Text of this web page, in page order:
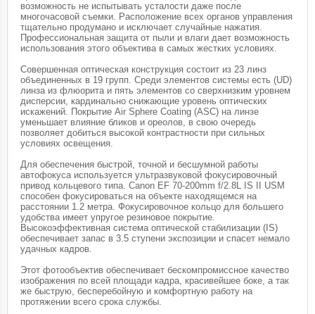
возможность не испытывать усталости даже после
многочасовой съемки. Расположение всех органов управления
тщательно продумано и исключает случайные нажатия.
Профессиональная защита от пыли и влаги дает возможность
использования этого объектива в самых жестких условиях.
Совершенная оптическая конструкция состоит из 23 линз
объединенных в 19 групп. Среди элементов системы есть (UD)
линза из флюорита и пять элементов со сверхнизким уровнем
дисперсии, кардинально снижающие уровень оптических
искажений. Покрытие Air Sphere Coating (ASC) на линзе
уменьшает влияние бликов и ореолов, в свою очередь
позволяет добиться высокой контрастности при сильных
условиях освещения.
Для обеспечения быстрой, точной и бесшумной работы
автофокуса используется ультразвуковой фокусировочный
привод кольцевого типа. Canon EF 70-200mm f/2.8L IS II USM
способен фокусироваться на объекте находящемся на
расстоянии 1.2 метра. Фокусировочное кольцо для большего
удобства имеет упругое резиновое покрытие.
Высокоэффективная система оптической стабилизации (IS)
обеспечивает запас в 3.5 ступени экспозиции и спасет немало
удачных кадров.
Этот фотообъектив обеспечивает бескомпромиссное качество
изображения по всей площади кадра, красивейшее боке, а так
же быструю, бесперебойную и комфортную работу на
протяжении всего срока службы.